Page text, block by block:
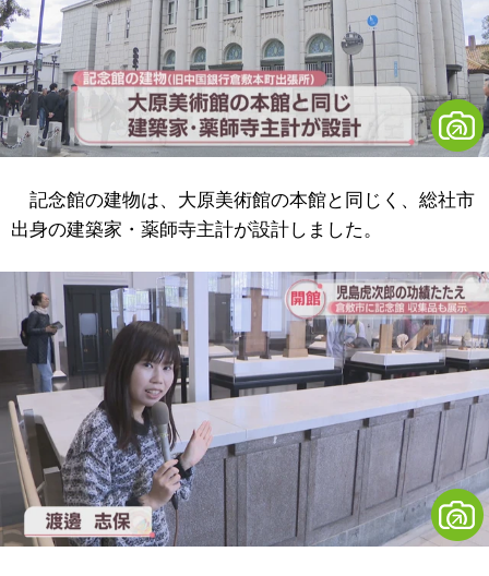
記念館の建物は、大原美術館の本館と同じく、総社市
出身の建築家・薬師寺主計が設計しました。